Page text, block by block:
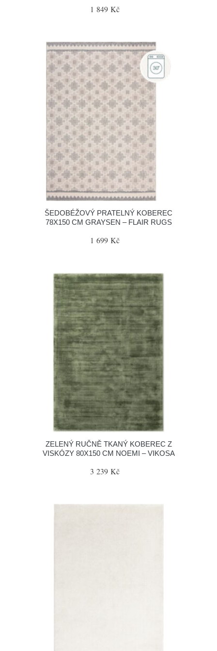
1 849 Kč
ŠEDOBÉŽOVÝ PRATELNÝ KOBEREC
78X150 CM GRAYSEN – FLAIR RUGS
1 699 Kč
ZELENÝ RUČNĚ TKANÝ KOBEREC Z
VISKÓZY 80X150 CM NOEMI – VIKOSA
3 239 Kč